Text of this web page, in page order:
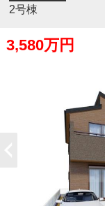
2号棟
3,580万円